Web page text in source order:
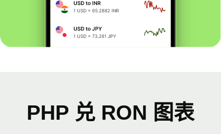
PHP 兑 RON 图表